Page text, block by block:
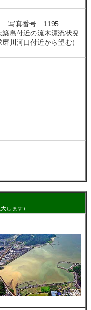
写真番号 1195
島付近の流木漂流状況
磨川河口付近から望む）
します）